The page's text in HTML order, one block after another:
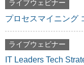
ライブウェビナー
プロセスマイニング
ライブウェビナー
IT Leaders Tech